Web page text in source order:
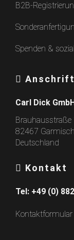
B2B-
Spenden &
Anschrift
Carl Dick
Brauhausstraße
82467
Deutschland
Kontakt
Tel: +49 (0)
Kontaktformular